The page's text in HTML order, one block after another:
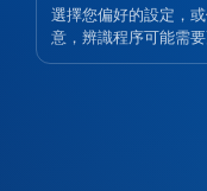
選擇您偏好的設定，
意，辨識程序可能需要